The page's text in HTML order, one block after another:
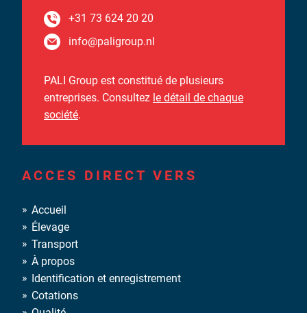
+31 73 624 20 20
info@paligroup.nl
PALI Group est constitué de plusieurs
entreprises. Consultez le détail de chaque
société.
ACCES DIRECT VERS
Accueil
Élevage
Transport
À propos
Identification et enregistrement
Cotations